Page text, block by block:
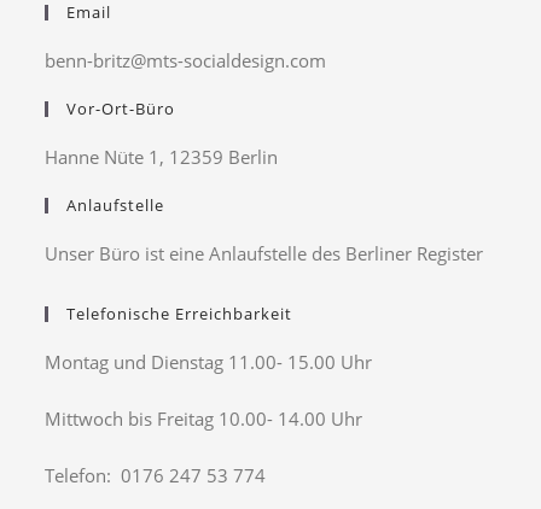
Email
benn-britz@mts-socialdesign.com
Vor-Ort-Büro
Hanne Nüte 1, 12359 Berlin
Anlaufstelle
Unser Büro ist eine Anlaufstelle des Berliner Register
Telefonische Erreichbarkeit
Montag und Dienstag 11.00- 15.00 Uhr
Mittwoch bis Freitag 10.00- 14.00 Uhr
Telefon: 0176 247 53 774